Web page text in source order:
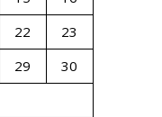
22
23
29
30